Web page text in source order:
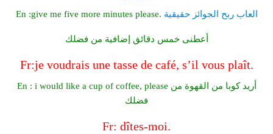
En :give me five more minutes please. العاب ربح الجوائز حقيقية
أعطنى خمس دقائق إضافية من فضلك
Fr:je voudrais une tasse de café, s’il vous plaît.
En : i would like a cup of coffee, please أريد كوبا من القهوة من
فضلك
Fr: dîtes-moi.